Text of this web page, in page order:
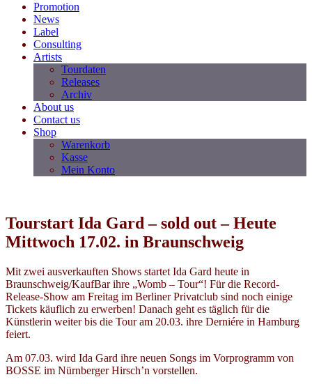
Promotion
News
Label
Consulting
Artists
Tourdaten
Releases
Archiv
About us
Contact us
Shop
Warenkorb
Kasse
Mein Konto
Tourstart Ida Gard – sold out – Heute
Mittwoch 17.02. in Braunschweig
Mit zwei ausverkauften Shows startet Ida Gard heute in
Braunschweig/KaufBar ihre „Womb – Tour“! Für die Record-
Release-Show am Freitag im Berliner Privatclub sind noch einige
Tickets käuflich zu erwerben! Danach geht es täglich für die
Künstlerin weiter bis die Tour am 20.03. ihre Derniére in Hamburg
feiert.
Am 07.03. wird Ida Gard ihre neuen Songs im Vorprogramm von
BOSSE im Nürnberger Hirsch’n vorstellen.